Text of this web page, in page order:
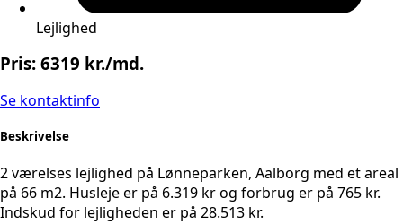
Lejlighed
Pris: 6319 kr./md.
Se kontaktinfo
Beskrivelse
2 værelses lejlighed på Lønneparken, Aalborg med et areal
på 66 m2. Husleje er på 6.319 kr og forbrug er på 765 kr.
Indskud for lejligheden er på 28.513 kr.